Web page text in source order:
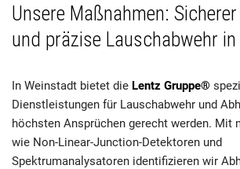
Unsere Maßnahmen:
und präzise Lauschabwehr
In Weinstadt bietet die Lentz Gruppe®
Dienstleistungen für Lauschabwehr und
höchsten Ansprüchen gerecht werden. Mit
wie Non-Linear-Junction-Detektoren und
Spektrumanalysatoren identifizieren wir